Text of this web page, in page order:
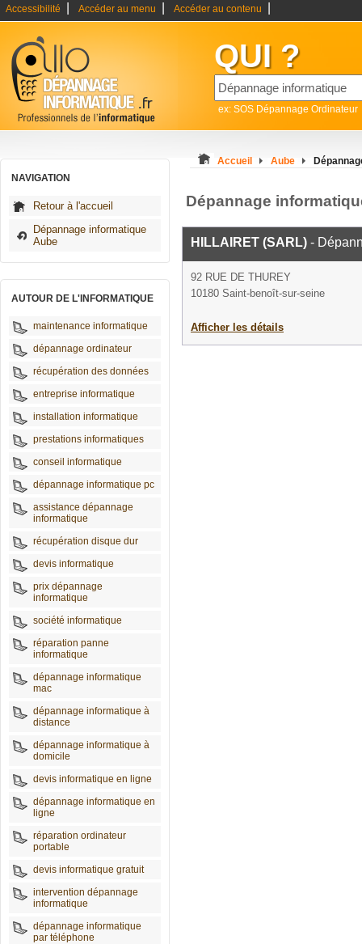
Accessibilité Accéder au menu Accéder au contenu
QUI ?
ex: SOS Dépannage Ordinateur
NAVIGATION
Retour à l'accueil
Dépannage informatique
Aube
AUTOUR DE L'INFORMATIQUE
maintenance informatique
dépannage ordinateur
récupération des données
entreprise informatique
installation informatique
prestations informatiques
conseil informatique
dépannage informatique pc
assistance dépannage
informatique
récupération disque dur
devis informatique
prix dépannage
informatique
société informatique
réparation panne
informatique
dépannage informatique
mac
dépannage informatique à
distance
dépannage informatique à
domicile
devis informatique en ligne
dépannage informatique en
ligne
réparation ordinateur
portable
devis informatique gratuit
intervention dépannage
informatique
dépannage informatique
par téléphone
Accueil Aube
Dépannage
HILLAIRET (SARL) -
92 RUE DE THUREY
10180 Saint-benoît-sur-seine
Afficher les détails